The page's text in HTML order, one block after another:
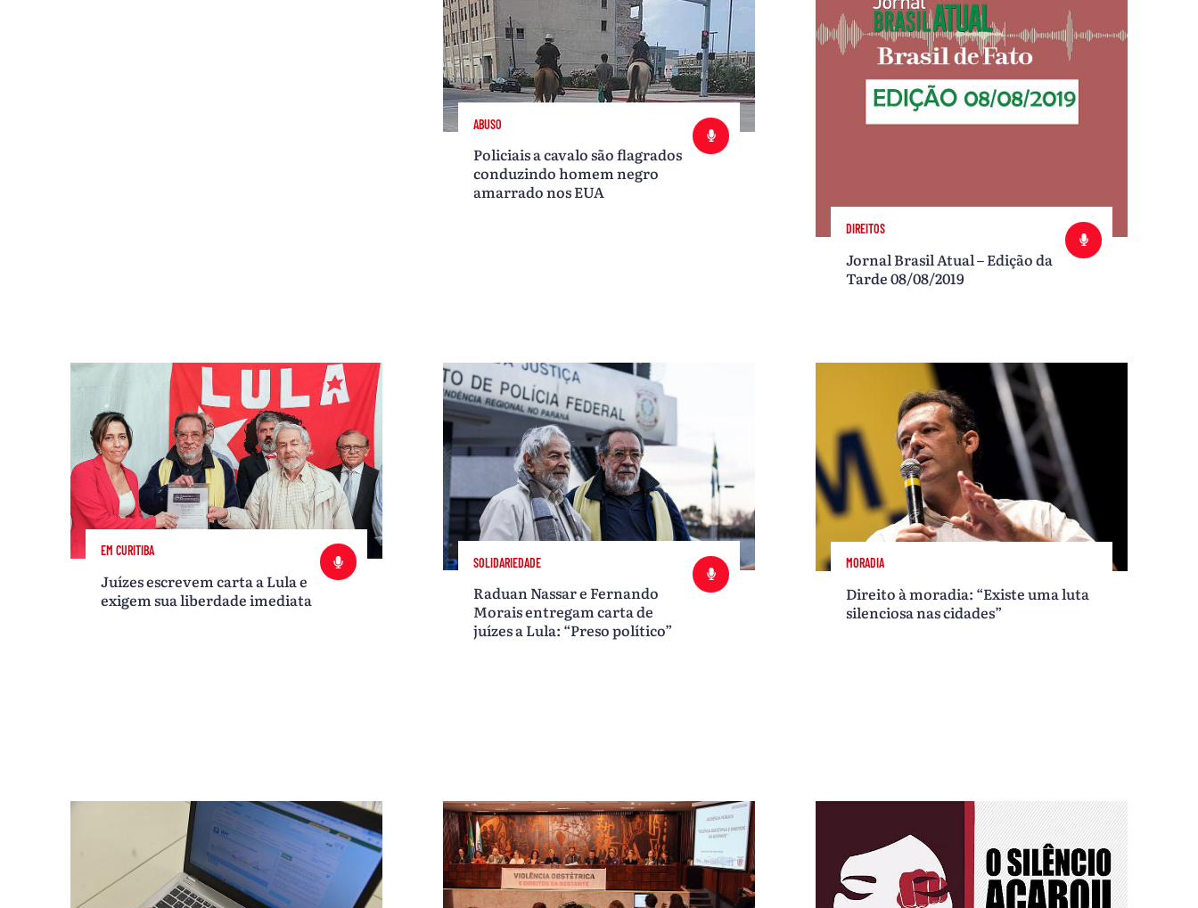
ABUSO
Policiais a cavalo são flagrados
conduzindo homem negro
amarrado nos EUA
DIREITOS
Jornal Brasil Atual – Edição da
Tarde 08/08/2019
EM CURITIBA
Juízes escrevem carta a Lula e
exigem sua liberdade imediata
SOLIDARIEDADE
Raduan Nassar e Fernando
Morais entregam carta de
juízes a Lula: “Preso político”
MORADIA
Direito à moradia: “Existe uma luta
silenciosa nas cidades”